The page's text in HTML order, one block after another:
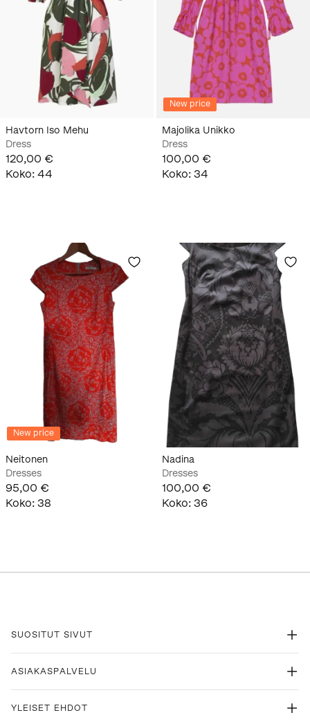
Havtorn Iso Mehu
Dress
120,00 €
Koko: 44
New price
Majolika Unikko
Dress
100,00 €
Koko: 34
New price
Neitonen
Dresses
95,00 €
Koko: 38
Nadina
Dresses
100,00 €
Koko: 36
SUOSITUT SIVUT
ASIAKASPALVELU
YLEISET EHDOT